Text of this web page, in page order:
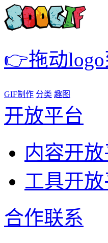
👉拖动
GIF制作 分类 趣图
开放平台
内容开
工具开
合作联系